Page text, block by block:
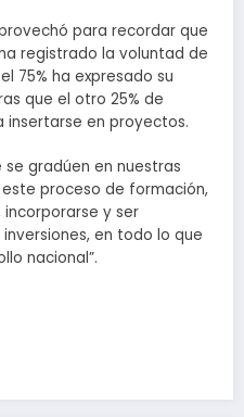
para recordar que
registrado la voluntad de
75% ha expresado su
que el otro 25% de
insertarse en proyectos.
se gradúen en nuestras
proceso de formación,
y ser
en todo lo que
nacional”.